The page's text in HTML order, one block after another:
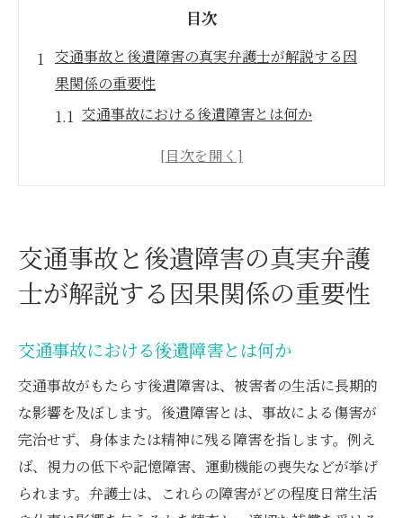
目次
交通事故と後遺障害の真実弁護士が解説する因
果関係の重要性
交通事故における後遺障害とは何か
因果関係を証明するための重要なポイント
後遺障害の認定と因果関係の確認方法
弁護士が語る後遺障害認定と既往症の影響を正
後遺障害認定の基準とプロセス
既往症が後遺障害に及ぼす影響
弁護士の役割とその重要性
適切な診断と資料の収集
既往症を考慮した賠償請求
弁護士が行う証拠集めのポイント
交通事故と後遺障害の真実弁護
士が解説する因果関係の重要性
交通事故における後遺障害とは何か
交通事故がもたらす後遺障害は、被害者の生活に長期的
な影響を及ぼします。後遺障害とは、事故による傷害が
完治せず、身体または精神に残る障害を指します。例え
ば、視力の低下や記憶障害、運動機能の喪失などが挙げ
られます。弁護士は、これらの障害がどの程度日常生活